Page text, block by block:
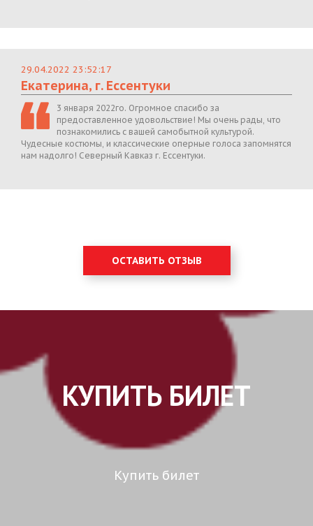
29.04.2022 23:52:17
Екатерина, г. Ессентуки
3 января 2022го. Огромное спасибо за
предоставленное удовольствие! Мы очень рады, что
познакомились с вашей самобытной культурой.
Чудесные костюмы, и классические оперные голоса запомнятся
нам надолго! Северный Кавказ г. Ессентуки.
ОСТАВИТЬ ОТЗЫВ
КУПИТЬ БИЛЕТ
Купить билет